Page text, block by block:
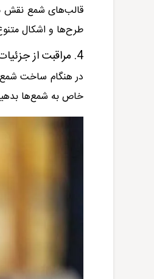
قالب‌های شمع نقش
طرح‌ها و اشکال
4. مراقبت از جزئیات
در هنگام ساخت شمع
خاص به شمع‌ها